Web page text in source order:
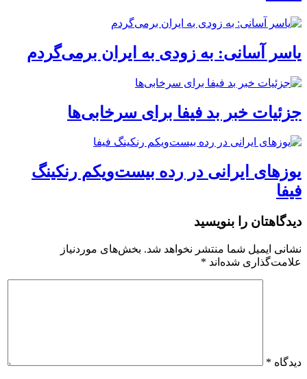
یاسر آسانی: به زودی به ایران برمی‌گردم
جزئیات خبر بد فیفا برای سرخابی‌ها
یوز‌های ایرانی در رده بیست‌ویکم رنکینگ
فیفا
دیدگاهتان را بنویسید
نشانی ایمیل شما منتشر نخواهد شد. بخش‌های موردنیاز
علامت‌گذاری شده‌اند *
دیدگاه *